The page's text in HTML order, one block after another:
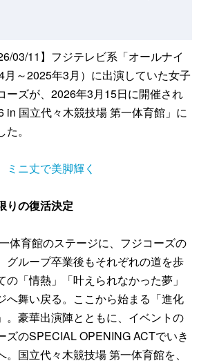
03/11】フジテレビ系「オールナイ
月～2025年3月）に出演していた女子
ーズが、2026年3月15日に開催され
in 国立代々木競技場 第一体育館」に
。
ミニ丈で美脚輝く
りの復活決定
体育館のステージに、フジコーズの
グループ卒業後もそれぞれの道を歩
「情熱」「叶えられなかった夢」
へ舞い戻る。ここから始まる「進化
。豪華出演陣とともに、イベントの
ズのSPECIAL OPENING ACTでいき
国立代々木競技場 第一体育館を、